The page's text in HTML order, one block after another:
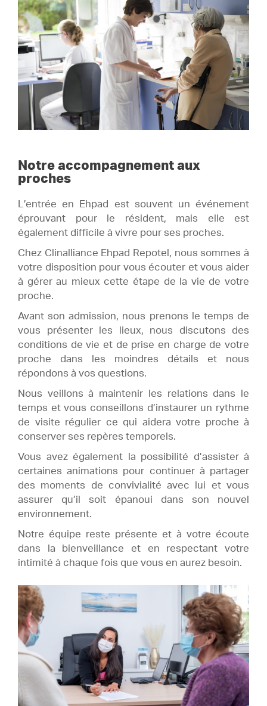
Notre accompagnement aux
proches
L’entrée en Ehpad est souvent un événement
éprouvant pour le résident, mais elle est
également difficile à vivre pour ses proches.
Chez Clinalliance Ehpad Repotel, nous sommes à
votre disposition pour vous écouter et vous aider
à gérer au mieux cette étape de la vie de votre
proche.
Avant son admission, nous prenons le temps de
vous présenter les lieux, nous discutons des
conditions de vie et de prise en charge de votre
proche dans les moindres détails et nous
répondons à vos questions.
Nous veillons à maintenir les relations dans le
temps et vous conseillons d’instaurer un rythme
de visite régulier ce qui aidera votre proche à
conserver ses repères temporels.
Vous avez également la possibilité d’assister à
certaines animations pour continuer à partager
des moments de convivialité avec lui et vous
assurer qu’il soit épanoui dans son nouvel
environnement.
Notre équipe reste présente et à votre écoute
dans la bienveillance et en respectant votre
intimité à chaque fois que vous en aurez besoin.